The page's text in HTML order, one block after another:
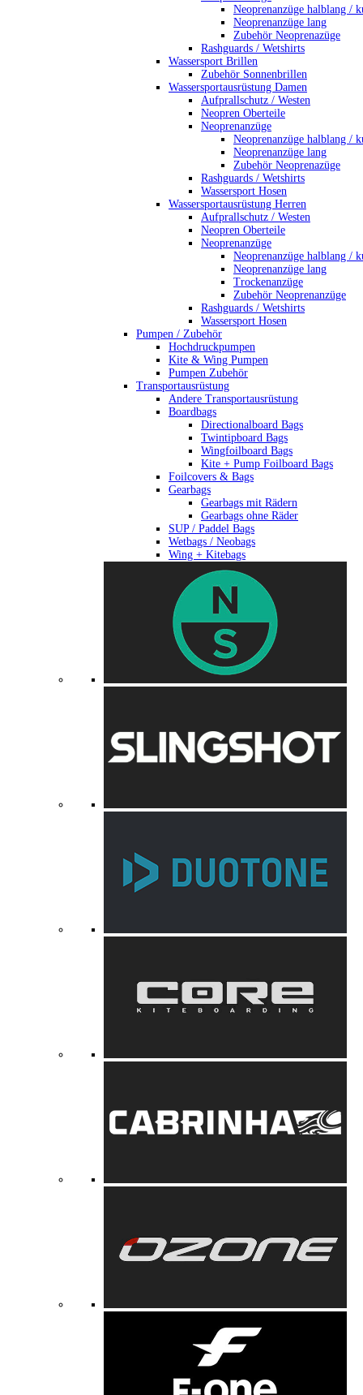
Neoprenanzüge halblang /
Neoprenanzüge lang
Zubehör Neoprenazüge
Rashguards / Wetshirts
Wassersport Brillen
Zubehör Sonnenbrillen
Wassersportausrüstung Damen
Aufprallschutz / Westen
Neopren Oberteile
Neoprenanzüge
Neoprenanzüge halblang /
Neoprenanzüge lang
Zubehör Neoprenazüge
Rashguards / Wetshirts
Wassersport Hosen
Wassersportausrüstung Herren
Aufprallschutz / Westen
Neopren Oberteile
Neoprenanzüge
Neoprenanzüge halblang /
Neoprenanzüge lang
Trockenanzüge
Zubehör Neoprenanzüge
Rashguards / Wetshirts
Wassersport Hosen
Pumpen / Zubehör
Hochdruckpumpen
Kite & Wing Pumpen
Pumpen Zubehör
Transportausrüstung
Andere Transportausrüstung
Boardbags
Directionalboard Bags
Twintipboard Bags
Wingfoilboard Bags
Kite + Pump Foilboard Bags
Foilcovers & Bags
Gearbags
Gearbags mit Rädern
Gearbags ohne Räder
SUP / Paddel Bags
Wetbags / Neobags
Wing + Kitebags